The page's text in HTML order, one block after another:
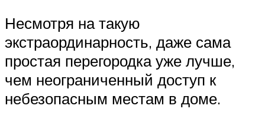
Несмотря на такую
экстраординарность, даже сама
простая перегородка уже лучше,
чем неограниченный доступ к
небезопасным местам в доме.